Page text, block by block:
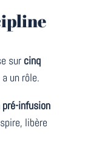
sur cinq
un rôle.
infusion
libère